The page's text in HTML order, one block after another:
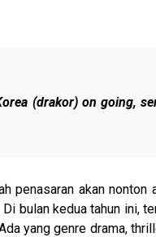
(drakor) on going,
akan nonton
bulan kedua tahun ini,
yang genre drama,